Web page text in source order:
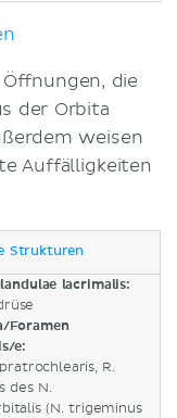
die
der Orbita
weisen
Auffälligkeiten
Strukturen
lacrimalis:
Foramen
e:
R.
des N.
(N. trigeminus